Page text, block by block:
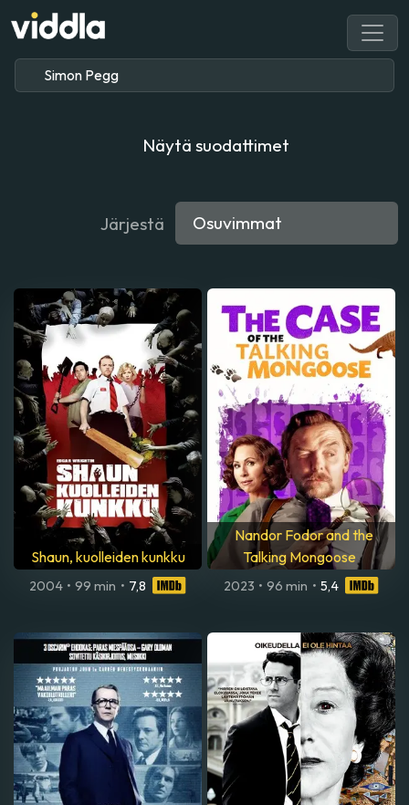
Näytä suodattimet
Järjestä
Shaun, kuolleiden kunkku
2004 • 99 min • 7,8
Nandor Fodor and the
Talking Mongoose
2023 • 96 min • 5,4